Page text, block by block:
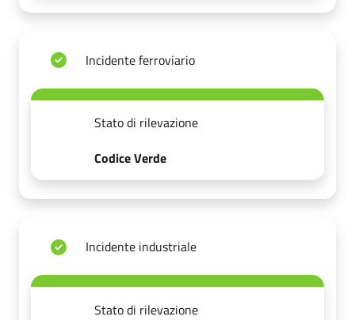
Incidente ferroviario
Stato di rilevazione
Codice Verde
Incidente industriale
Stato di rilevazione